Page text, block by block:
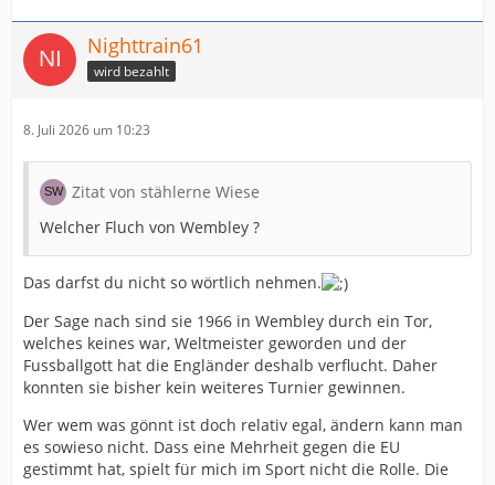
Nighttrain61
wird bezahlt
8. Juli 2026 um 10:23
Zitat von stählerne Wiese
Welcher Fluch von Wembley ?
Das darfst du nicht so wörtlich nehmen.
Der Sage nach sind sie 1966 in Wembley durch ein Tor,
welches keines war, Weltmeister geworden und der
Fussballgott hat die Engländer deshalb verflucht. Daher
konnten sie bisher kein weiteres Turnier gewinnen.
Wer wem was gönnt ist doch relativ egal, ändern kann man
es sowieso nicht. Dass eine Mehrheit gegen die EU
gestimmt hat, spielt für mich im Sport nicht die Rolle. Die